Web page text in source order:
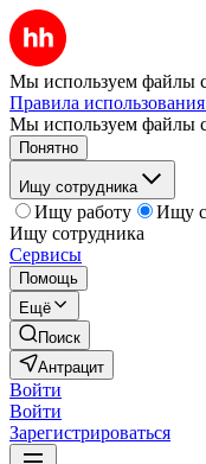
Мы используем файлы
Правила
Мы используем файлы
Понятно
Ищу сотрудника
Ищу работу
Ищу
Ищу сотрудника
Сервисы
Помощь
Ещё
Поиск
Антрацит
Войти
Войти
Зарегистрироваться